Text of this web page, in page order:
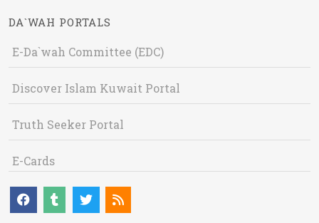
DA`WAH PORTALS
E-Da`wah Committee (EDC)
Discover Islam Kuwait Portal
Truth Seeker Portal
E-Cards